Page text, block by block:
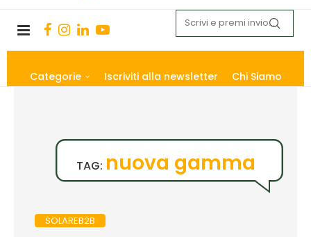
Categorie Iscriviti alla newsletter Chi Siamo
TAG: nuova gamma
SOLAREB2B